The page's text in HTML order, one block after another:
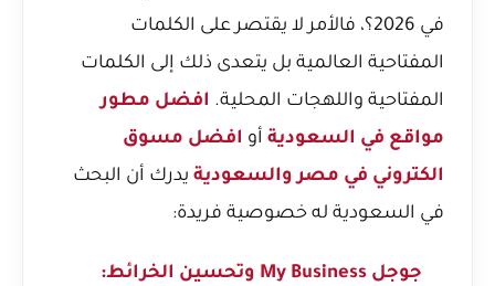
في 2026؟
، فالأمر لا يقتصر على الكلمات
المفتاحية العالمية بل يتعدى ذلك إلى الكلمات
المفتاحية واللهجات المحلية. افضل مطور
مواقع في السعودية أو افضل مسوق
الكتروني في مصر والسعودية يدرك أن البحث
في السعودية له خصوصية فريدة:
جوجل My Business وتحسين الخرائط: